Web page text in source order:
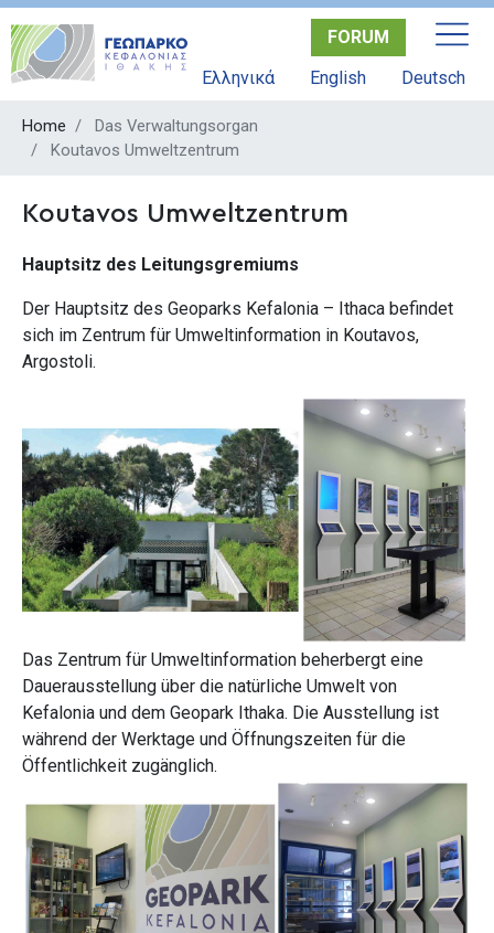
Skip
main
FORUM
Ελληνικά
English Deutsch
Home
Das Verwaltungsorgan
Koutavos Umweltzentrum
Koutavos Umweltzentrum
Hauptsitz des Leitungsgremiums
Der Hauptsitz des Geoparks Kefalonia – Ithaca befindet
sich im Zentrum für Umweltinformation in Koutavos,
Argostoli.
Das Zentrum für Umweltinformation beherbergt eine
Dauerausstellung über die natürliche Umwelt von
Kefalonia und dem Geopark Ithaka. Die Ausstellung ist
während der Werktage und Öffnungszeiten für die
Öffentlichkeit zugänglich.